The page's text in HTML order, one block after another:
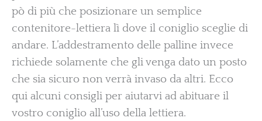
pò di più che posizionare un semplice
contenitore-lettiera lì dove il coniglio sceglie di
andare. L’addestramento delle palline invece
richiede solamente che gli venga dato un posto
che sia sicuro non verrà invaso da altri. Ecco
qui alcuni consigli per aiutarvi ad abituare il
vostro coniglio all’uso della lettiera.